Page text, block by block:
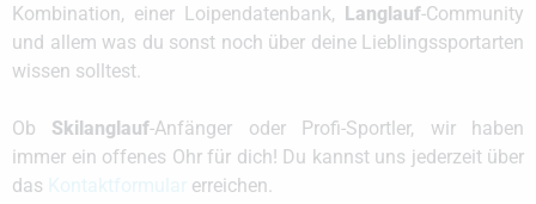
Kombination, einer Loipendatenbank, Langlauf-Community
und allem was du sonst noch über deine Lieblingssportarten
wissen solltest.
Ob Skilanglauf-Anfänger oder Profi-Sportler, wir haben
immer ein offenes Ohr für dich! Du kannst uns jederzeit über
das
erreichen.